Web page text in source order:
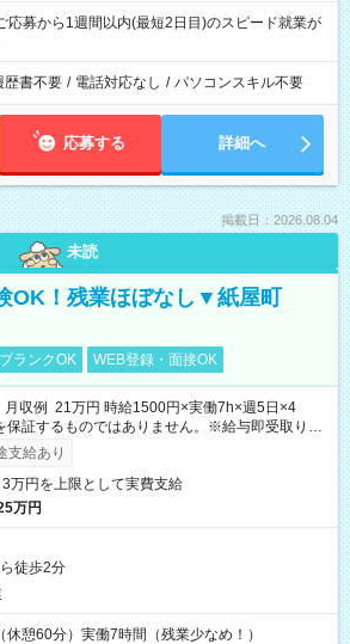
応募から1週間以内(最短2日目)のスピード就業が
歴書不要 / 電話対応なし / パソコンスキル不要
応募する 詳細へ
掲載日：2026.08.04
未読
OK！残業ほぼなし▼紙屋町
ブランクOK WEB登録・面接OK
収例 21万円 時給1500円×実働7h×週5日×4
証するものではありません。※給与即受取りサ
利用条件有）
支給あり
3万円を上限として実費支給
万円
徒歩2分
憩60分）実働7時間（残業少なめ！）